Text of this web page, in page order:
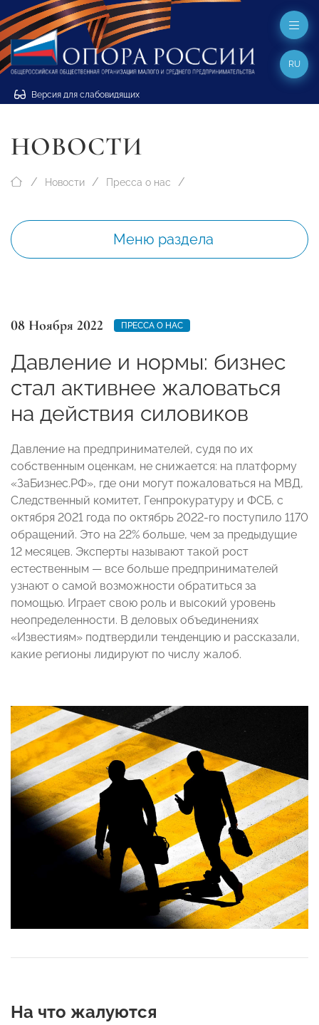
Версия для слабовидящих
RU
НОВОСТИ
Новости Пресса о нас
Меню раздела
08 Ноября 2022 ПРЕССА О НАС
Давление и нормы: бизнес
стал активнее жаловаться
на действия силовиков
Давление на предпринимателей, судя по их
собственным оценкам, не снижается: на платформу
«ЗаБизнес.РФ», где они могут пожаловаться на МВД,
Следственный комитет, Генпрокуратуру и ФСБ, с
октября 2021 года по октябрь 2022-го поступило 1170
обращений. Это на 22% больше, чем за предыдущие
12 месяцев. Эксперты называют такой рост
естественным — все больше предпринимателей
узнают о самой возможности обратиться за
помощью. Играет свою роль и высокий уровень
неопределенности. В деловых объединениях
«Известиям» подтвердили тенденцию и рассказали,
какие регионы лидируют по числу жалоб.
На что жалуются